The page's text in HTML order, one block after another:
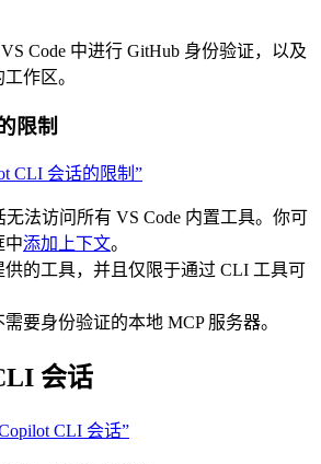
Code 中进行 GitHub 身份验证，以及
作区。
限制
CLI 会话的限制”
无法访问所有 VS Code 内置工具。你可
中添加上下文。
的工具，并且仅限于通过 CLI 工具可
要身份验证的本地 MCP 服务器。
会话
CLI 会话”